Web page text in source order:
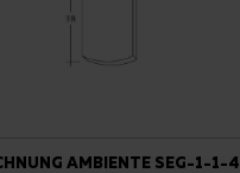
AMBIENTE SEG-1-1-4